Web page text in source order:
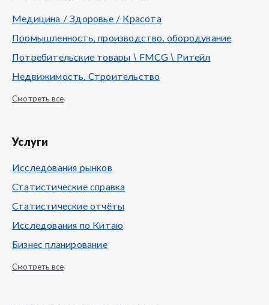
Медицина / Здоровье / Красота
Промышленность, производство, обородувание
Потребительские товары \ FMCG \ Ритейл
Недвижимость, Строительство
Смотреть все
Услуги
Исследования рынков
Статистические справка
Статистические отчёты
Исследования по Китаю
Бизнес планирование
Смотреть все